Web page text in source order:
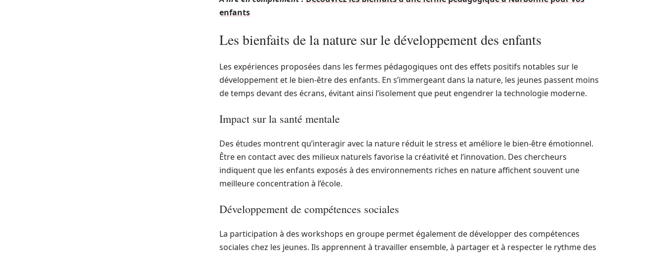
enfants
Les bienfaits de la nature sur le développement des enfants
Les expériences proposées dans les fermes pédagogiques ont des effets positifs notables sur le
développement et le bien-être des enfants. En s’immergeant dans la nature, les jeunes passent moins
de temps devant des écrans, évitant ainsi l’isolement que peut engendrer la technologie moderne.
Impact sur la santé mentale
Des études montrent qu’interagir avec la nature réduit le stress et améliore le bien-être émotionnel.
Être en contact avec des milieux naturels favorise la créativité et l’innovation. Des chercheurs
indiquent que les enfants exposés à des environnements riches en nature affichent souvent une
meilleure concentration à l’école.
Développement de compétences sociales
La participation à des workshops en groupe permet également de développer des compétences
sociales chez les jeunes. Ils apprennent à travailler ensemble, à partager et à respecter le rythme des